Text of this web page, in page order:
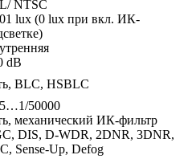
NTSC
lux (0 lux при вкл. ИК-
dB
BLC, HSBLC
50000
механический ИК-фильтр
DIS, D-WDR, 2DNR, 3DNR,
Sense-Up, Defog